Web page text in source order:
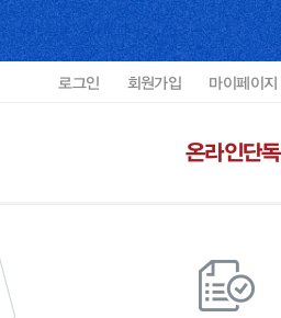
로그인 회원가입 마이페이지
온라인단독